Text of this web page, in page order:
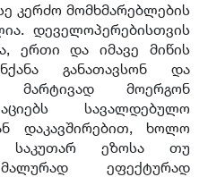
კერძო მომხმარებლების
დეველოპერებისთვის
ერთი და იმავე მიწის
განათავსონ და
მარტივად მოერგონ
სავალდებულო
დაკავშირებით, ხოლო
საკუთარ ეზოსა თუ
ეფექტურად